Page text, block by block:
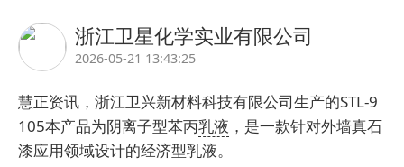
浙江卫星化学实业有限公司
2026-05-21 13:43:25
慧正资讯， 浙江卫兴新材料科技有限公司生产的STL-9
105本产品为阴离子型苯丙乳液 ，是一款针对外墙真石
漆应用领域设计的经济型乳液。